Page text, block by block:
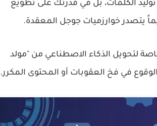
لا تكمن في توليد الكلمات، بل في قدرتك على تطويع
يتصدر خوارزميات جوجل المعقدة.
لتحويل الذكاء الاصطناعي من "مولد
في فخ العقوبات أو المحتوى المكرر.